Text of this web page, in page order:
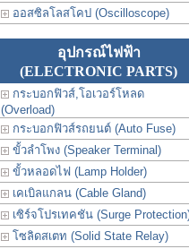
ออสซิลโลสโคป (Oscilloscope)
อุปกรณ์ไฟฟ้า
(ELECTRONIC PARTS)
กระบอกฟิวส์,โอเวอร์โหลด
(Overload)
กระบอกฟิวส์รถยนต์ (Auto Fuse)
ขั้วลำโพง (Speaker Terminal)
ขั้วหลอดไฟ (Lamp Holder)
เคเบิลแกลน (Cable Gland)
เซิร์จโปรเทคชัน (Surge
โซลิดสเตท (Solid State Relay)